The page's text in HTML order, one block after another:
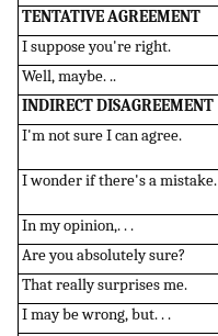
TENTATIVE AGREEMENT
I suppose you're right.
Well, maybe...
INDIRECT DISAGREEMENT
I'm not sure I can agree.
I wonder if there's a mistake.
In my opinion,. . .
Are you absolutely sure?
That really surprises me.
I may be wrong, but. . .